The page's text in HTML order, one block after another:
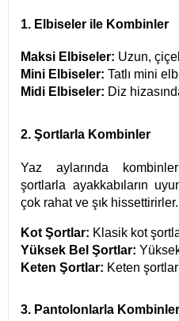
1. Elbiseler ile Kombinler
Maksi Elbiseler: Uzun,
Mini Elbiseler: Tatlı mini
Midi Elbiseler: Diz
2. Şortlarla Kombinler
Yaz aylarında
şortlarla ayakkabıların
çok rahat ve şık hissettirirler.
Kot Şortlar: Klasik kot
Yüksek Bel Şortlar:
Keten Şortlar: Keten
3. Pantolonlarla Kombinler